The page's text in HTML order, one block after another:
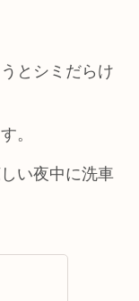
とシミだらけ
。
い夜中に洗車